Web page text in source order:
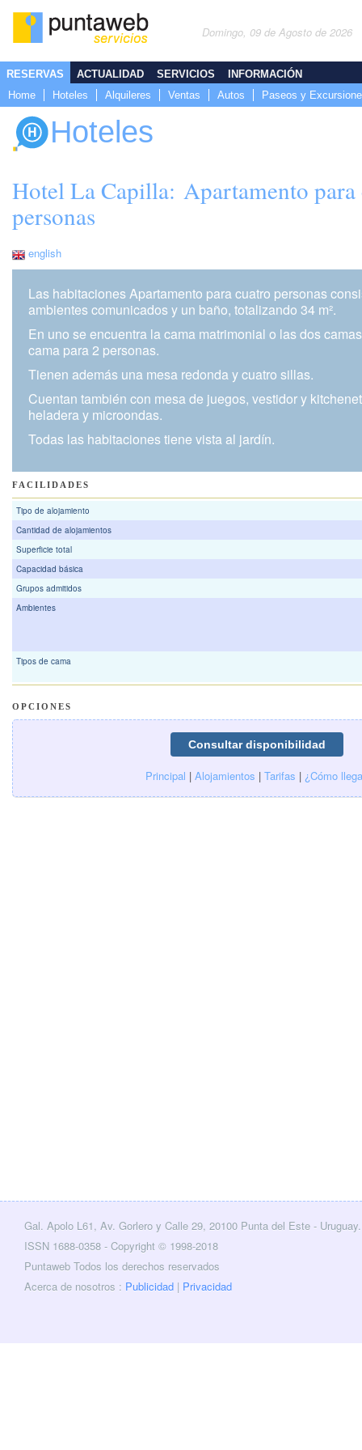
Domingo, 09 de Agosto de 2026
RESERVAS
Home
Hoteles Alquileres Ventas Autos Paseos y
ACTUALIDAD SERVICIOS INFORMACIÓN
Hoteles
Hotel La Capilla: Apartamento para
personas
english
Las habitaciones Apartamento para cuatro personas
ambientes comunicados y un baño, totalizando 34 m².
En uno se encuentra la cama matrimonial o las dos
cama para 2 personas.
Tienen además una mesa redonda y cuatro sillas.
Cuentan también con mesa de juegos, vestidor y
heladera y microondas.
Todas las habitaciones tiene vista al jardín.
FACILIDADES
Tipo de alojamiento
Cantidad de alojamientos
Superficie total
Capacidad básica
Grupos admitidos
Ambientes
Tipos de cama
OPCIONES
Principal | Alojamientos | Tarifas | ¿Cómo
Gal. Apolo L61, Av. Gorlero y Calle 29, 20100 Punta del Este - Uruguay.
ISSN 1688-0358 - Copyright © 1998-2018
Puntaweb Todos los derechos reservados
Acerca de nosotros : Publicidad | Privacidad
Twitter